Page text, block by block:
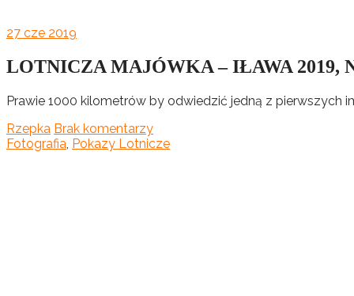
27 cze 2019
LOTNICZA MAJÓWKA – IŁAWA 2019,
Prawie 1000 kilometrów by odwiedzić jedną z pierwszych
Rzepka Brak komentarzy
Fotografia Pokazy Lotnicze